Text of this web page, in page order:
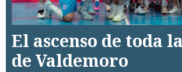
El ascenso de toda
de Valdemoro